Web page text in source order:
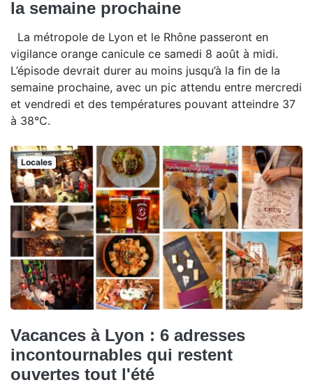
la semaine prochaine
La métropole de Lyon et le Rhône passeront en
vigilance orange canicule ce samedi 8 août à midi.
L’épisode devrait durer au moins jusqu’à la fin de la
semaine prochaine, avec un pic attendu entre mercredi
et vendredi et des températures pouvant atteindre 37
à 38°C.
Locales
Vacances à Lyon : 6 adresses
incontournables qui restent
ouvertes tout l'été